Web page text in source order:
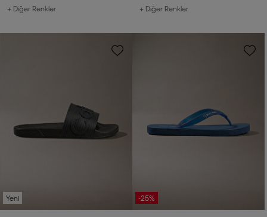
+ Diğer Renkler + Diğer Renkler
Yeni -25%